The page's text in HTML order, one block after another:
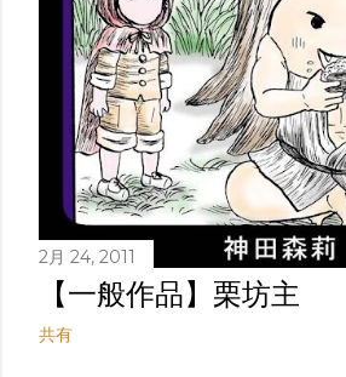
2月 24, 2011
【一般作品】栗坊主
共有